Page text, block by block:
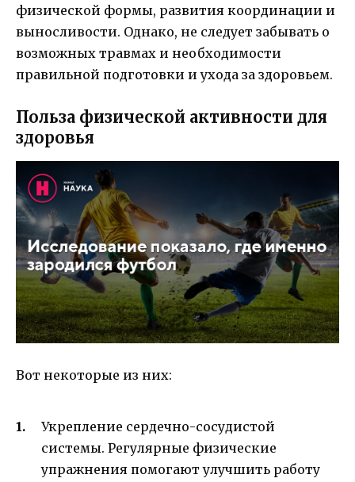
физической формы, развития координации и
выносливости. Однако, не следует забывать о
возможных травмах и необходимости
правильной подготовки и ухода за здоровьем.
Польза физической активности для
здоровья
Вот некоторые из них:
Укрепление сердечно-сосудистой
системы. Регулярные физические
упражнения помогают улучшить работу